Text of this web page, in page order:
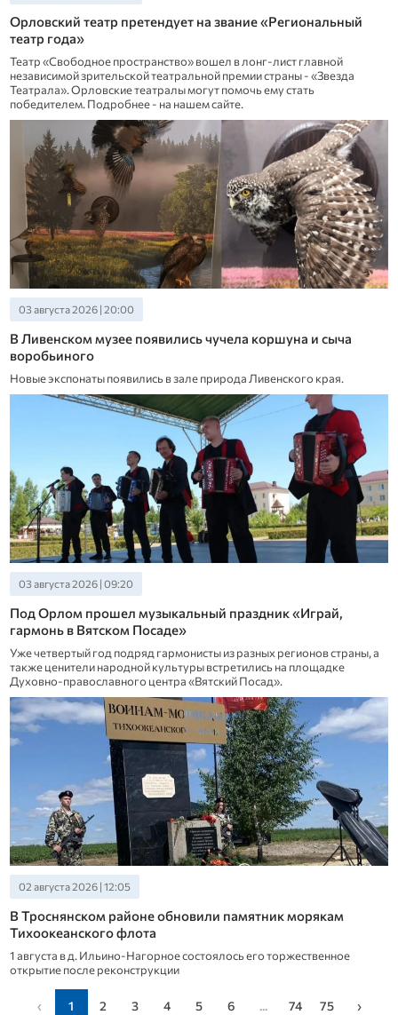
Орловский театр претендует на звание «Региональный
театр года»
Театр «Свободное пространство» вошел в лонг-лист главной
независимой зрительской театральной премии страны - «Звезда
Театрала». Орловские театралы могут помочь ему стать
победителем. Подробнее - на нашем сайте.
03 августа 2026 | 20:00
В Ливенском музее появились чучела коршуна и сыча
воробьиного
Новые экспонаты появились в зале природа Ливенского края.
03 августа 2026 | 09:20
Под Орлом прошел музыкальный праздник «Играй,
гармонь в Вятском Посаде»
Уже четвертый год подряд гармонисты из разных регионов страны, а
также ценители народной культуры встретились на площадке
Духовно-православного центра «Вятский Посад».
02 августа 2026 | 12:05
В Троснянском районе обновили памятник морякам
Тихоокеанского флота
1 августа в д. Ильино-Нагорное состоялось его торжественное
открытие после реконструкции
‹ 1 2 3 4 5 6 ... 74 75 ›